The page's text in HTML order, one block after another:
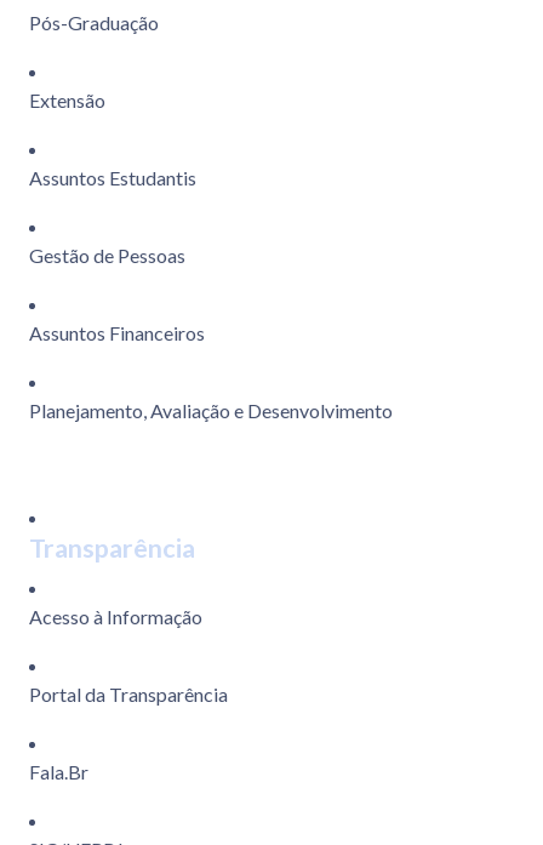
Pós-Graduação
Extensão
Assuntos Estudantis
Gestão de Pessoas
Assuntos Financeiros
Planejamento, Avaliação e Desenvolvimento
Transparência
Acesso à Informação
Portal da Transparência
Fala.Br